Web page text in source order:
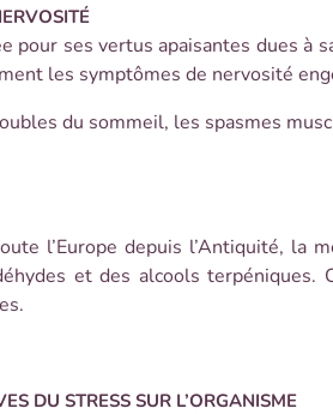
ses vertus apaisantes dues à
les symptômes de nervosité
du sommeil, les spasmes
l’Europe depuis l’Antiquité, la
et des alcools
DU STRESS SUR L’ORGANISME